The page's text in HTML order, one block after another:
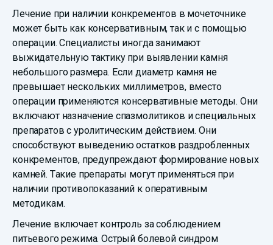
Лечение при наличии конкрементов в мочеточнике
может быть как консервативным, так и с помощью
операции. Специалисты иногда занимают
выжидательную тактику при выявлении камня
небольшого размера. Если диаметр камня не
превышает нескольких миллиметров, вместо
операции применяются консервативные методы. Они
включают назначение спазмолитиков и специальных
препаратов с уролитическим действием. Они
способствуют выведению остатков раздробленных
конкрементов, предупреждают формирование новых
камней. Такие препараты могут применяться при
наличии противопоказаний к оперативным
методикам.
Лечение включает контроль за соблюдением
питьевого режима. Острый болевой синдром